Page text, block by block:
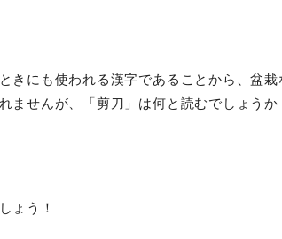
きにも使われる漢字であることから、盆
ませんが、「剪刀」は何と読むでしょうか
ょう！